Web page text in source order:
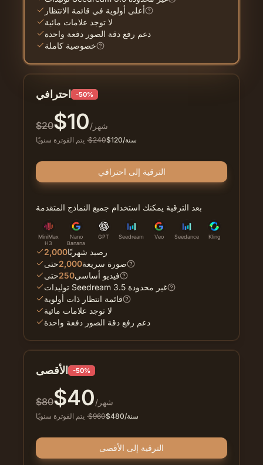
احترافي -50%
$20$10 /شهر
يتم الفوترة سنويًا ·$240$120 /سنة
الترقية إلى احترافي
بعد الترقية يمكنك استخدام جميع النماذج المتقدمة
MiniMax
H3
Nano
Banana
GPT Seedream Veo Seedance Kling
2,000رصيد شهريًا
حتى2,000صورة سريعة
حتى250فيديو أساسي
توليدات Seedream 3.5 غير محدودة
قائمة انتظار ذات أولوية
لا توجد علامات مائية
دعم رفع دقة الصور دفعة واحدة
أعلى أولوية في قائمة الانتظار
لا توجد علامات مائية
دعم رفع دقة الصور دفعة واحدة
خصوصية كاملة
الأقصى -50%
$80$40 /شهر
يتم الفوترة سنويًا ·$960$480 /سنة
الترقية إلى الأقصى